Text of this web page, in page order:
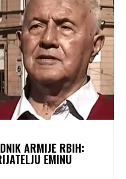
ARMIJE RBIH:
EMINU